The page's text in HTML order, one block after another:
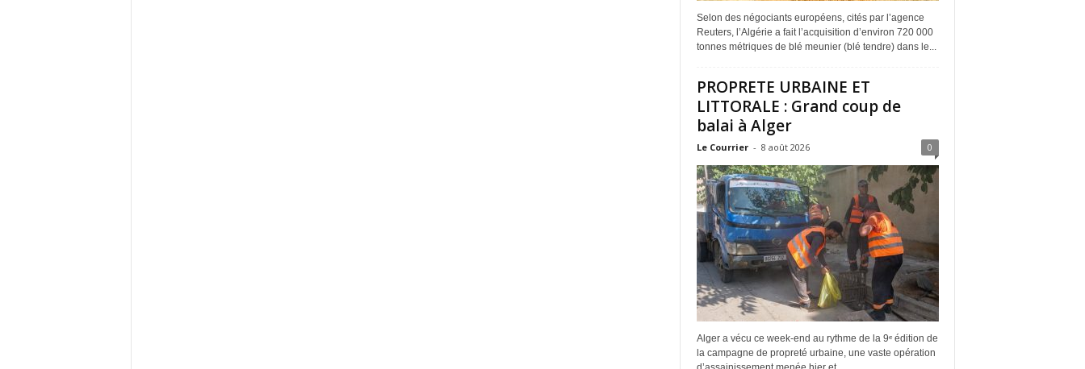
Selon des négociants européens, cités par l’agence
Reuters, l’Algérie a fait l’acquisition d’environ 720 000
tonnes métriques de blé meunier (blé tendre) dans le...
PROPRETE URBAINE ET
LITTORALE : Grand coup de
balai à Alger
Le Courrier - 8 août 2026 0
Alger a vécu ce week-end au rythme de la 9ᵉ édition de
la campagne de propreté urbaine, une vaste opération